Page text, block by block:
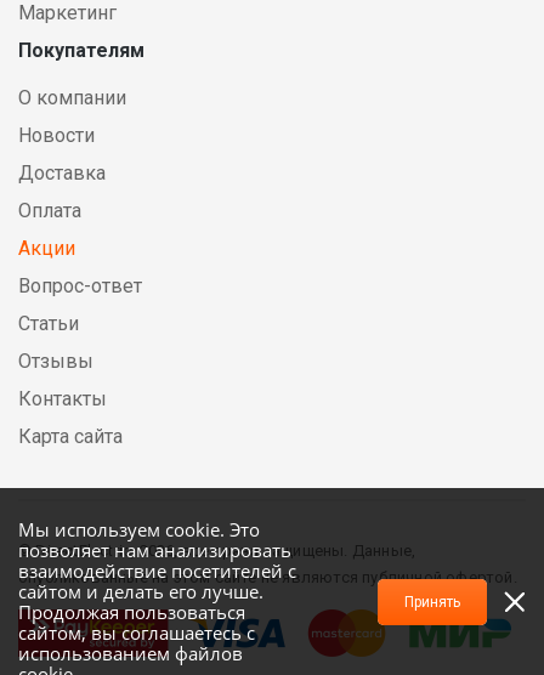
Мы используем cookie. Это
позволяет нам анализировать
взаимодействие посетителей с
сайтом и делать его лучше.
Продолжая пользоваться
сайтом, вы соглашаетесь с
использованием файлов
Принять
Маркетинг
Покупателям
О компании
Новости
Доставка
Оплата
Акции
Вопрос-ответ
Статьи
Отзывы
Контакты
Карта сайта
© DirectElectric, 2026, все права защищены. Данные,
опубликованные на этом сайте не являются публичной офертой.